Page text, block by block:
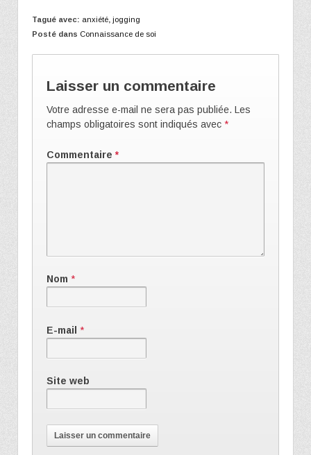
Tagué avec: anxiété jogging
Posté dans Connaissance de soi
Laisser un commentaire
Votre adresse e-mail ne sera pas publiée. Les
champs obligatoires sont indiqués avec *
Commentaire *
Nom *
E-mail *
Site web